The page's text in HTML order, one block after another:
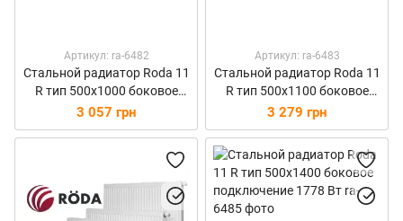
Артикул: ra-6482
Стальной радиатор Roda 11
R тип 500х1000 боковое
подключение 1270 Вт
3 057 грн
Артикул: ra-6483
Стальной радиатор Roda 11
R тип 500х1100 боковое
подключение 1397 Вт
3 279 грн